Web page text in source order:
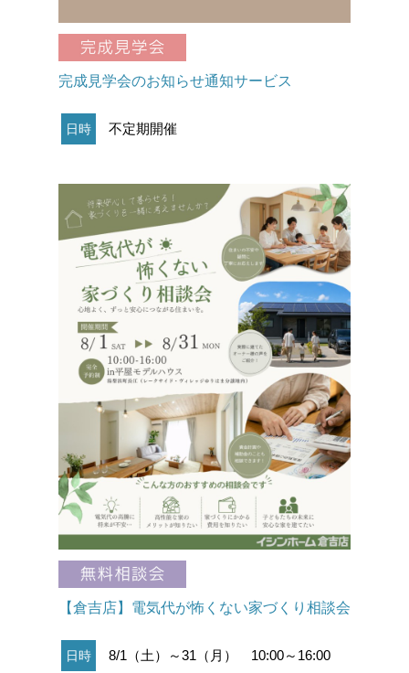
完成見学会のお知らせ通知サービス
日時 不定期開催
【倉吉店】電気代が怖くない家づくり相談会
日時 8/1（土）～31（月） 10:00～16:00